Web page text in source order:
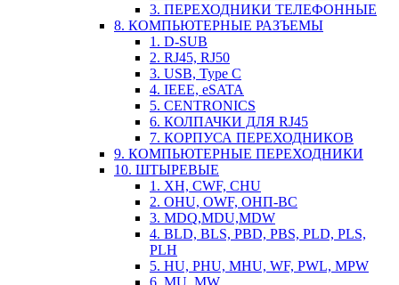
3. ПЕРЕХОДНИКИ ТЕЛЕФОННЫЕ
8. КОМПЬЮТЕРНЫЕ РАЗЪЕМЫ
1. D-SUB
2. RJ45, RJ50
3. USB, Type C
4. IEEE, eSATA
5. CENTRONICS
6. КОЛПАЧКИ ДЛЯ RJ45
7. КОРПУСА ПЕРЕХОДНИКОВ
9. КОМПЬЮТЕРНЫЕ ПЕРЕХОДНИКИ
10. ШТЫРЕВЫЕ
1. XH, CWF, CHU
2. OHU, OWF, ОНП-ВС
3. MDQ,MDU,MDW
4. BLD, BLS, PBD, PBS, PLD, PLS,
PLH
5. HU, PHU, MHU, WF, PWL, MPW
6. MU, MW